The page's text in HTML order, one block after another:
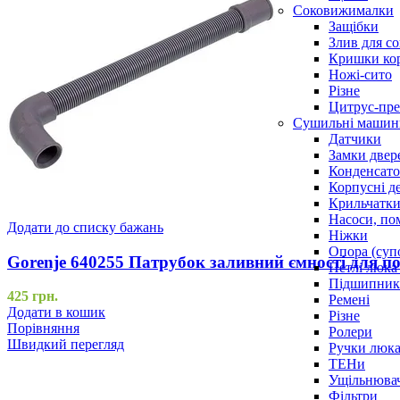
Соковижималки
Защібки
Злив для
Кришки
Ножі-сито
Різне
Цитрус-
Сушильні
Датчики
Замки
Корпусні
Крильчатки
Насоси,
Ніжки
Опора
Петлі люка
Ремені
Різне
Ролери
Ручки
ТЕНи
Фільтри
Додати до списку бажань
Gorenje 640255 Патрубок заливний ємності для
425 грн.
Додати в кошик
Порівняння
Швидкий перегляд